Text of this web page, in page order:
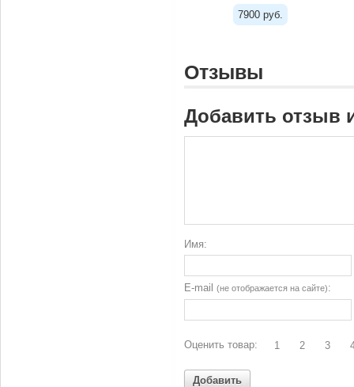
7900 руб.
Отзывы
Добавить отзыв
Имя:
E-mail (не отображается на сайте):
Оценить товар: 1 2 3
Добавить